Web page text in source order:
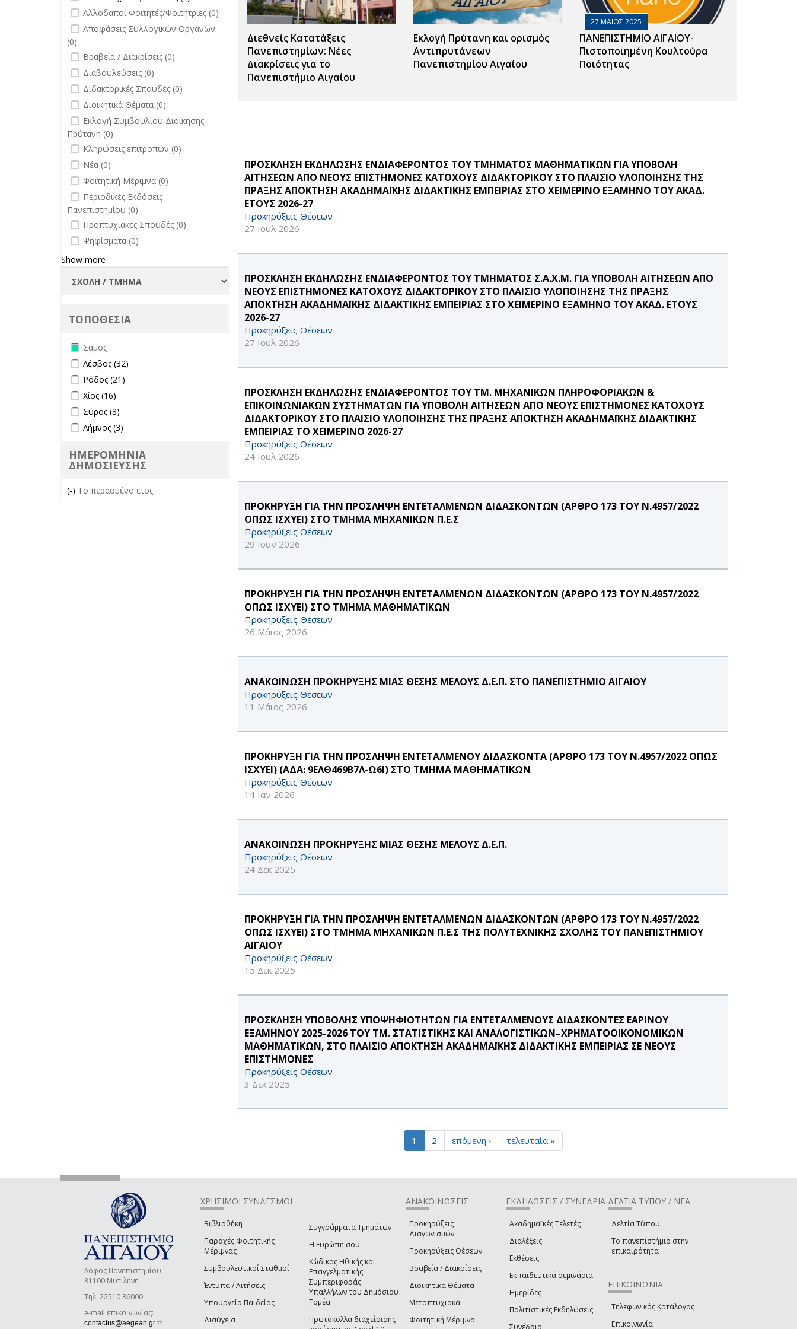
Διεθνείς Κατατάξεις
Πανεπιστημίων: Νέες
Διακρίσεις για το
Πανεπιστήμιο Αιγαίου
Εκλογή Πρύτανη και ορισμός
Αντιπρυτάνεων
Πανεπιστημίου Αιγαίου
27 ΜΑΙΟΣ 2025
ΠΑΝΕΠΙΣΤΗΜΙΟ ΑΙΓΑΙΟΥ-
Πιστοποιημένη Κουλτούρα
Ποιότητας
ΠΡΟΣΚΛΗΣΗ ΕΚΔΗΛΩΣΗΣ ΕΝΔΙΑΦΕΡΟΝΤΟΣ ΤΟΥ ΤΜΗΜΑΤΟΣ ΜΑΘΗΜΑΤΙΚΩΝ ΓΙΑ ΥΠΟΒΟΛΗ
ΑΙΤΗΣΕΩΝ ΑΠΟ ΝΕΟΥΣ ΕΠΙΣΤΗΜΟΝΕΣ ΚΑΤΟΧΟΥΣ ΔΙΔΑΚΤΟΡΙΚΟΥ ΣΤΟ ΠΛΑΙΣΙΟ ΥΛΟΠΟΙΗΣΗΣ ΤΗΣ
ΠΡΑΞΗΣ ΑΠΟΚΤΗΣΗ ΑΚΑΔΗΜΑΪΚΗΣ ΔΙΔΑΚΤΙΚΗΣ ΕΜΠΕΙΡΙΑΣ ΣΤΟ ΧΕΙΜΕΡΙΝΟ ΕΞΑΜΗΝΟ ΤΟΥ ΑΚΑΔ.
ΕΤΟΥΣ 2026-27
Προκηρύξεις Θέσεων
27 Ιουλ 2026
ΠΡΟΣΚΛΗΣΗ ΕΚΔΗΛΩΣΗΣ ΕΝΔΙΑΦΕΡΟΝΤΟΣ ΤΟΥ ΤΜΗΜΑΤΟΣ Σ.Α.Χ.Μ. ΓΙΑ ΥΠΟΒΟΛΗ ΑΙΤΗΣΕΩΝ ΑΠΟ
ΝΕΟΥΣ ΕΠΙΣΤΗΜΟΝΕΣ ΚΑΤΟΧΟΥΣ ΔΙΔΑΚΤΟΡΙΚΟΥ ΣΤΟ ΠΛΑΙΣΙΟ ΥΛΟΠΟΙΗΣΗΣ ΤΗΣ ΠΡΑΞΗΣ
ΑΠΟΚΤΗΣΗ ΑΚΑΔΗΜΑΪΚΗΣ ΔΙΔΑΚΤΙΚΗΣ ΕΜΠΕΙΡΙΑΣ ΣΤΟ ΧΕΙΜΕΡΙΝΟ ΕΞΑΜΗΝΟ ΤΟΥ ΑΚΑΔ. ΕΤΟΥΣ
2026-27
Προκηρύξεις Θέσεων
27 Ιουλ 2026
ΠΡΟΣΚΛΗΣΗ ΕΚΔΗΛΩΣΗΣ ΕΝΔΙΑΦΕΡΟΝΤΟΣ ΤΟΥ ΤΜ. ΜΗΧΑΝΙΚΩΝ ΠΛΗΡΟΦΟΡΙΑΚΩΝ &
ΕΠΙΚΟΙΝΩΝΙΑΚΩΝ ΣΥΣΤΗΜΑΤΩΝ ΓΙΑ ΥΠΟΒΟΛΗ ΑΙΤΗΣΕΩΝ ΑΠΟ ΝΕΟΥΣ ΕΠΙΣΤΗΜΟΝΕΣ ΚΑΤΟΧΟΥΣ
ΔΙΔΑΚΤΟΡΙΚΟΥ ΣΤΟ ΠΛΑΙΣΙΟ ΥΛΟΠΟΙΗΣΗΣ ΤΗΣ ΠΡΑΞΗΣ ΑΠΟΚΤΗΣΗ ΑΚΑΔΗΜΑΪΚΗΣ ΔΙΔΑΚΤΙΚΗΣ
ΕΜΠΕΙΡΙΑΣ ΤΟ ΧΕΙΜΕΡΙΝΟ 2026-27
Προκηρύξεις Θέσεων
24 Ιουλ 2026
ΠΡΟΚΗΡΥΞΗ ΓΙΑ ΤΗΝ ΠΡΟΣΛΗΨΗ ΕΝΤΕΤΑΛΜΕΝΩΝ ΔΙΔΑΣΚΟΝΤΩΝ (ΑΡΘΡΟ 173 ΤΟΥ Ν.4957/2022
ΟΠΩΣ ΙΣΧΥΕΙ) ΣΤΟ ΤΜΗΜΑ ΜΗΧΑΝΙΚΩΝ Π.Ε.Σ
Προκηρύξεις Θέσεων
29 Ιουν 2026
ΠΡΟΚΗΡΥΞΗ ΓΙΑ ΤΗΝ ΠΡΟΣΛΗΨΗ ΕΝΤΕΤΑΛΜΕΝΩΝ ΔΙΔΑΣΚΟΝΤΩΝ (ΑΡΘΡΟ 173 ΤΟΥ Ν.4957/2022
ΟΠΩΣ ΙΣΧΥΕΙ) ΣΤΟ ΤΜΗΜΑ ΜΑΘΗΜΑΤΙΚΩΝ
Προκηρύξεις Θέσεων
26 Μάιος 2026
ΑΝΑΚΟΙΝΩΣΗ ΠΡΟΚΗΡΥΞΗΣ ΜΙΑΣ ΘΕΣΗΣ ΜΕΛΟΥΣ Δ.Ε.Π. ΣΤΟ ΠΑΝΕΠΙΣΤΗΜΙΟ ΑΙΓΑΙΟΥ
Προκηρύξεις Θέσεων
11 Μάιος 2026
ΠΡΟΚΗΡΥΞΗ ΓΙΑ ΤΗΝ ΠΡΟΣΛΗΨΗ ΕΝΤΕΤΑΛΜΕΝΟΥ ΔΙΔΑΣΚΟΝΤΑ (ΑΡΘΡΟ 173 ΤΟΥ Ν.4957/2022 ΟΠΩΣ
ΙΣΧΥΕΙ) (ΑΔΑ: 9ΕΛΘ469Β7Λ-Ω6Ι) ΣΤΟ ΤΜΗΜΑ ΜΑΘΗΜΑΤΙΚΩΝ
Προκηρύξεις Θέσεων
14 Ιαν 2026
ΑΝΑΚΟΙΝΩΣΗ ΠΡΟΚΗΡΥΞΗΣ ΜΙΑΣ ΘΕΣΗΣ ΜΕΛΟΥΣ Δ.Ε.Π.
Προκηρύξεις Θέσεων
24 Δεκ 2025
ΠΡΟΚΗΡΥΞΗ ΓΙΑ ΤΗΝ ΠΡΟΣΛΗΨΗ ΕΝΤΕΤΑΛΜΕΝΩΝ ΔΙΔΑΣΚΟΝΤΩΝ (ΑΡΘΡΟ 173 ΤΟΥ Ν.4957/2022
ΟΠΩΣ ΙΣΧΥΕΙ) ΣΤΟ ΤΜΗΜΑ ΜΗΧΑΝΙΚΩΝ Π.Ε.Σ ΤΗΣ ΠΟΛΥΤΕΧΝΙΚΗΣ ΣΧΟΛΗΣ ΤΟΥ ΠΑΝΕΠΙΣΤΗΜΙΟΥ
ΑΙΓΑΙΟΥ
Προκηρύξεις Θέσεων
15 Δεκ 2025
ΠΡΟΣΚΛΗΣΗ ΥΠΟΒΟΛΗΣ ΥΠΟΨΗΦΙΟΤΗΤΩΝ ΓΙΑ ΕΝΤΕΤΑΛΜΕΝΟΥΣ ΔΙΔΑΣΚΟΝΤΕΣ ΕΑΡΙΝΟΥ
ΕΞΑΜΗΝΟΥ 2025-2026 ΤΟΥ ΤΜ. ΣΤΑΤΙΣΤΙΚΗΣ ΚΑΙ ΑΝΑΛΟΓΙΣΤΙΚΩΝ–ΧΡΗΜΑΤΟΟΙΚΟΝΟΜΙΚΩΝ
ΜΑΘΗΜΑΤΙΚΩΝ, ΣΤΟ ΠΛΑΙΣΙΟ ΑΠΟΚΤΗΣΗ ΑΚΑΔΗΜΑΪΚΗΣ ΔΙΔΑΚΤΙΚΗΣ ΕΜΠΕΙΡΙΑΣ ΣΕ ΝΕΟΥΣ
ΕΠΙΣΤΗΜΟΝΕΣ
Προκηρύξεις Θέσεων
3 Δεκ 2025
1 2 επόμενη › τελευταία »
Μεταπτυχιακές
Σπουδές filter
undefined
Αλλοδαποί Φοιτητές/Φοιτήτριες (0)
undefined
Αποφάσεις Συλλογικών Οργάνων
(0)
undefined
Βραβεία / Διακρίσεις (0)
undefined
Διαβουλεύσεις (0)
undefined
Διδακτορικές Σπουδές (0)
undefined
Διοικητικά Θέματα (0)
undefined
Εκλογή Συμβουλίου Διοίκησης-
Πρύτανη (0)
undefined
Κληρώσεις επιτροπών (0)
undefined
Νέα (0)
undefined
Φοιτητική Μέριμνα (0)
undefined
Περιοδικές Εκδόσεις
Πανεπιστημίου (0)
undefined
Προπτυχιακές Σπουδές (0)
undefined
Ψηφίσματα (0)
Show more
ΤΟΠΟΘΕΣΙΑ
Remove Σάμος filter
Σάμος
Apply Λέσβος filter
Λέσβος (32)
Apply Ρόδος filter
Ρόδος (21)
Apply Χίος filter
Χίος (16)
Apply Σύρος filter
Σύρος (8)
Apply Λήμνος filter
Λήμνος (3)
ΗΜΕΡΟΜΗΝΙΑ
ΔΗΜΟΣΙΕΥΣΗΣ
(-) Remove Το περασμένο έτος filter
Το περασμένο έτος
Λόφος Πανεπιστημίου
81100 Μυτιλήνη
Τηλ. 22510 36000
e-mail επικοινωνίας:
contactus@aegean.gr(link sends e-mail)
ΧΡΗΣΙΜΟΙ ΣΥΝΔΕΣΜΟΙ
Βιβλιοθήκη
Παροχές Φοιτητικής
Μέριμνας
Συμβουλευτικοί Σταθμοί
Έντυπα / Αιτήσεις
Υπουργείο Παιδείας
Διαύγεια
Συγγράμματα Τμημάτων
Η Ευρώπη σου
Κώδικας Ηθικής και
Επαγγελματικής
Συμπεριφοράς
Υπαλλήλων του Δημόσιου
Τομέα
Πρωτόκολλα διαχείρισης
ΑΝΑΚΟΙΝΩΣΕΙΣ
Προκηρύξεις
Διαγωνισμών
Προκηρύξεις Θέσεων
Βραβεία / Διακρίσεις
Διοικητικά Θέματα
Μεταπτυχιακά
Φοιτητική Μέριμνα
ΕΚΔΗΛΩΣΕΙΣ / ΣΥΝΕΔΡΙΑ
Ακαδημαϊκές Τελετές
Διαλέξεις
Εκθέσεις
Εκπαιδευτικά σεμινάρια
Ημερίδες
Πολιτιστικές Εκδηλώσεις
Συνέδρια
ΔΕΛΤΙΑ ΤΥΠΟΥ / ΝΕΑ
Δελτία Τύπου
Το πανεπιστήμιο στην
επικαιρότητα
ΕΠΙΚΟΙΝΩΝΙΑ
Τηλεφωνικός Κατάλογος
Επικοινωνία